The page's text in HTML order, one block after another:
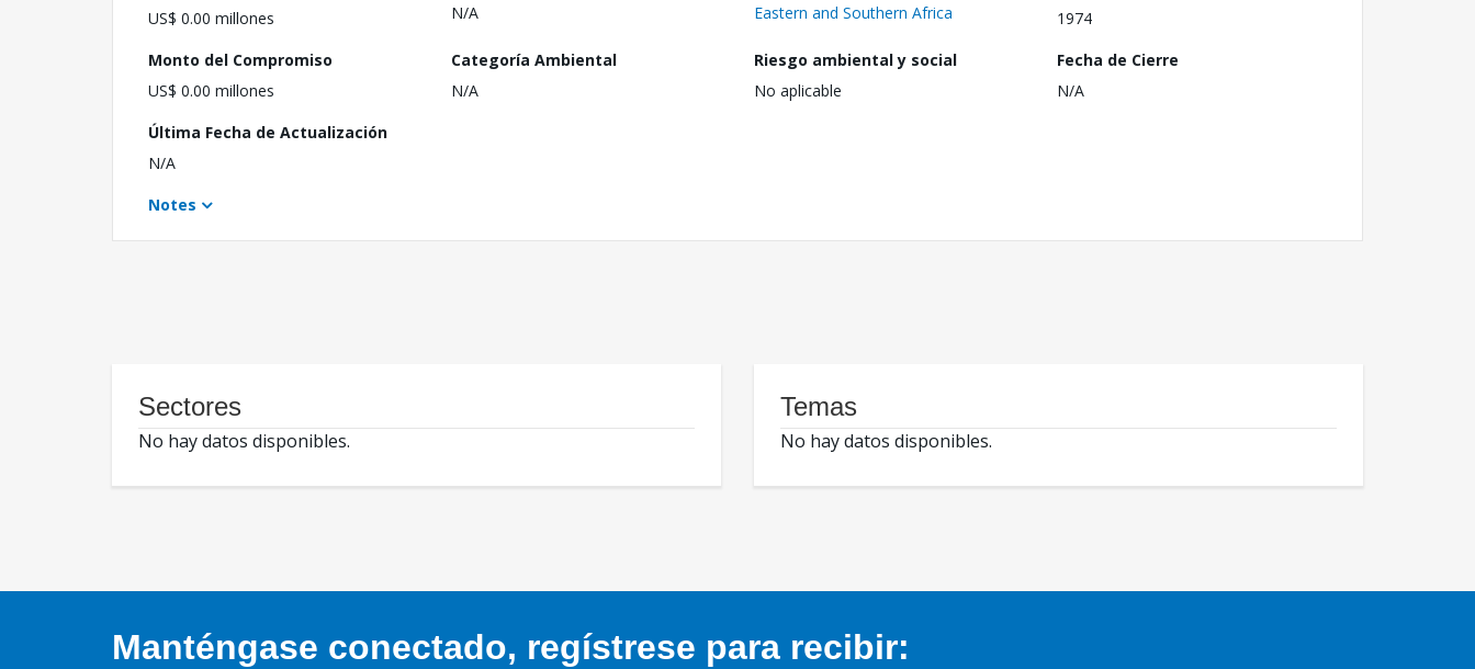
US$ 0.00 millones
N/A
Eastern and Southern Africa
1974
Monto del Compromiso
US$ 0.00 millones
Categoría Ambiental
N/A
Riesgo ambiental y social
No aplicable
Fecha de Cierre
N/A
Última Fecha de Actualización
N/A
Notes
Sectores
No hay datos disponibles.
Temas
No hay datos disponibles.
Manténgase conectado, regístrese para recibir: